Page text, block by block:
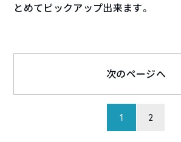
とめてピックアップ出来ます。
1 2
次のページへ